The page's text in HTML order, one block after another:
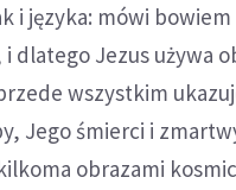
i języka: mówi
dlatego Jezus używa
wszystkim
Jego śmierci i
obrazami